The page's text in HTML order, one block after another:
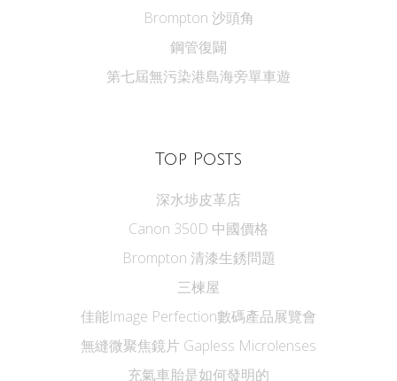
Brompton 沙頭角
鋼管復闢
第七屆無污染港島海旁單車遊
Top Posts
深水埗皮革店
Canon 350D 中國價格
Brompton 清漆生銹問題
三楝屋
佳能Image Perfection數碼產品展覽會
無縫微聚焦鏡片 Gapless Microlenses
充氣車胎是如何發明的